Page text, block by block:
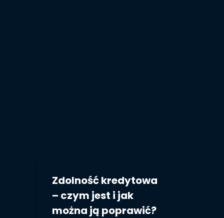
Zdolność kredytowa
– czym jest i jak
można ją poprawić?